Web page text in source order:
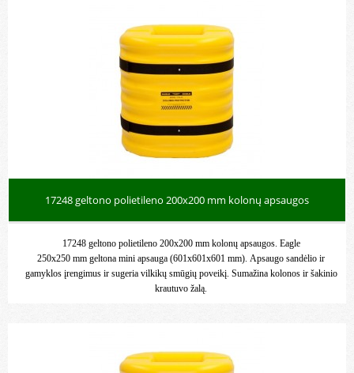
17248 geltono polietileno 200x200 mm kolonų apsaugos
17248 geltono polietileno 200x200 mm kolonų apsaugos. Eagle
250x250 mm geltona mini apsauga (601x601x601 mm). Apsaugo sandėlio ir
gamyklos įrengimus ir sugeria vilkikų smūgių poveikį. Sumažina kolonos ir šakinio
krautuvo žalą.